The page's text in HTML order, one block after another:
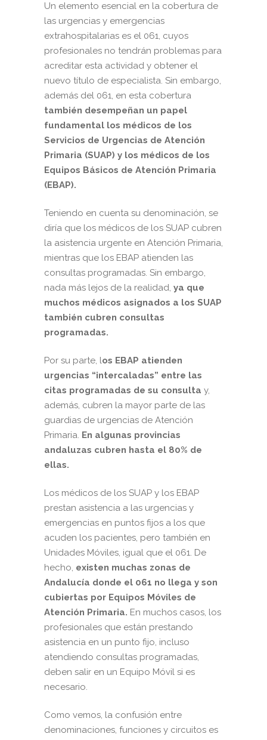
Un elemento esencial en la cobertura de
las urgencias y emergencias
extrahospitalarias es el 061, cuyos
profesionales no tendrán problemas para
acreditar esta actividad y obtener el
nuevo título de especialista. Sin embargo,
además del 061, en esta cobertura
también desempeñan un papel
fundamental los médicos de los
Servicios de Urgencias de Atención
Primaria (SUAP) y los médicos de los
Equipos Básicos de Atención Primaria
(EBAP).
Teniendo en cuenta su denominación, se
diría que los médicos de los SUAP cubren
la asistencia urgente en Atención Primaria,
mientras que los EBAP atienden las
consultas programadas. Sin embargo,
nada más lejos de la realidad, ya que
muchos médicos asignados a los SUAP
también cubren consultas
programadas.
Por su parte, los EBAP atienden
urgencias “intercaladas” entre las
citas programadas de su consulta y,
además, cubren la mayor parte de las
guardias de urgencias de Atención
Primaria. En algunas provincias
andaluzas cubren hasta el 80% de
ellas.
Los médicos de los SUAP y los EBAP
prestan asistencia a las urgencias y
emergencias en puntos fijos a los que
acuden los pacientes, pero también en
Unidades Móviles, igual que el 061. De
hecho, existen muchas zonas de
Andalucía donde el 061 no llega y son
cubiertas por Equipos Móviles de
Atención Primaria. En muchos casos, los
profesionales que están prestando
asistencia en un punto fijo, incluso
atendiendo consultas programadas,
deben salir en un Equipo Móvil si es
necesario.
Como vemos, la confusión entre
denominaciones, funciones y circuitos es